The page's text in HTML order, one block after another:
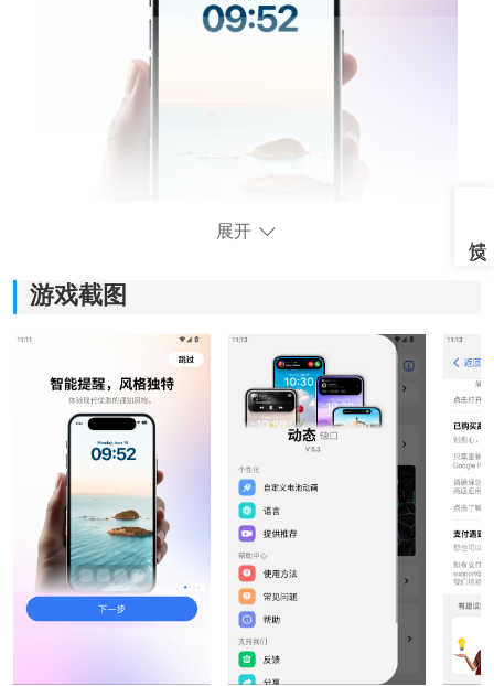
灵动岛pro6.0软件功能：
1、主题风格自由切换：
支持不同界面样式快速更换，用户可根据个人喜好调整
桌面风格，一键切换不同视觉效果，让手机界面看起来
展开
游戏截图